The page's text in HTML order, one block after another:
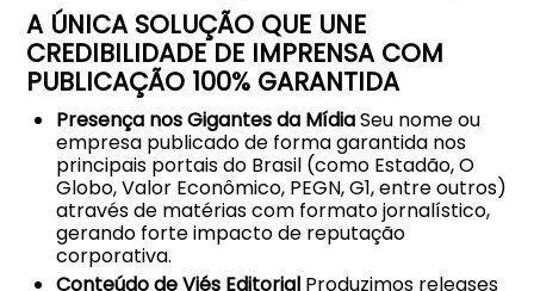
A ÚNICA SOLUÇÃO QUE UNE
CREDIBILIDADE DE IMPRENSA COM
PUBLICAÇÃO 100% GARANTIDA
Presença nos Gigantes da MídiaSeu nome ou
empresa publicado de forma garantida nos
principais portais do Brasil (como Estadão, O
Globo, Valor Econômico, PEGN, G1, entre outros)
através de matérias com formato jornalístico,
gerando forte impacto de reputação
corporativa.
Conteúdo de Viés Editorial Produzimos releases